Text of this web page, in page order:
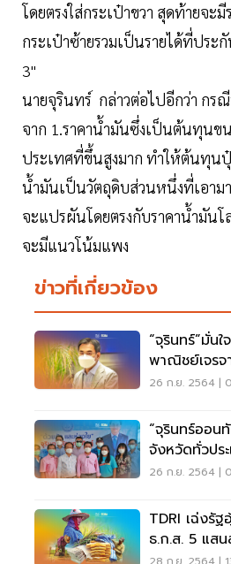
โดยตรงใส่กระเป๋าขวา สุดท้ายจะ
กระเป๋าซ้ายรวมเป็นรายได้ที่ป
3"
นายจุรินทร์ กล่าวต่อไปอีกว่า กร
จาก 1.ราคาน้ำมันซึ่งเป็นต้นทุนข
ประเทศที่ขึ้นสูงมาก ทำให้ต้นทุน
น้ำมันเป็นวัตถุดิบส่วนหนึ่งที่เอาม
จะแปรผันโดยตรงกับราคาน้ำมัน
จะมีแนวโน้มแพง
ข่าวที่เกี่ยวข้อง
“จุรินทร์”มั่นใ
พาณิชย์เจรจ
26 ก.ย. 2564 |
“จุรินทร์ออน
จังหวัดทั่วปร
ประชาชน
26 ก.ย. 2564 |
TDRI เฉ่งรั
ธ.ก.ส. 5 แส
เพดานหนี้